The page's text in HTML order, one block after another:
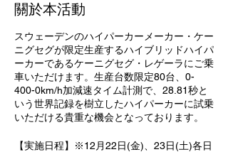
關於本活動
スウェーデンのハイパーカーメーカー・ケー
ニグセグが限定生産するハイブリッドハイパ
ーカーであるケーニグセグ・レゲーラにご乗
車いただけます。生産台数限定80台、0-
400-0km/h加減速タイム計測で、28.81秒と
いう世界記録を樹立したハイパーカーに試乗
いただける貴重な機会となっております。
【実施日程】※12月22日(金)、23日(土)各日